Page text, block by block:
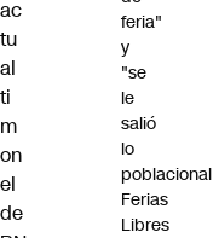
ac
tu
al
ti
m
on
el
de
feria"
y
"se
le
salió
lo
Ferias
Libres